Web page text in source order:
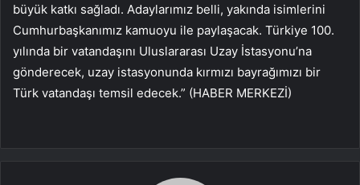
büyük katkı sağladı. Adaylarımız belli, yakında isimlerini
Cumhurbaşkanımız kamuoyu ile paylaşacak. Türkiye 100.
yılında bir vatandaşını Uluslararası Uzay İstasyonu’na
gönderecek, uzay istasyonunda kırmızı bayrağımızı bir
Türk vatandaşı temsil edecek.” (HABER MERKEZİ)